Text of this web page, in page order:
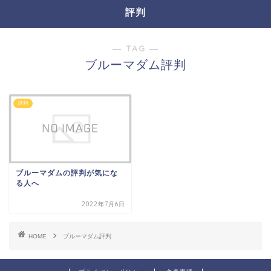
評判
― TAG ―
ブルーマダム評判
評判
ブルーマダムの評判が気にな
る人へ
2022年7月6日
HOME ブルーマダム評判